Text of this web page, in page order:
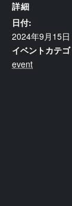
詳細
日付:
2024年9月15日
イベントカテ
event